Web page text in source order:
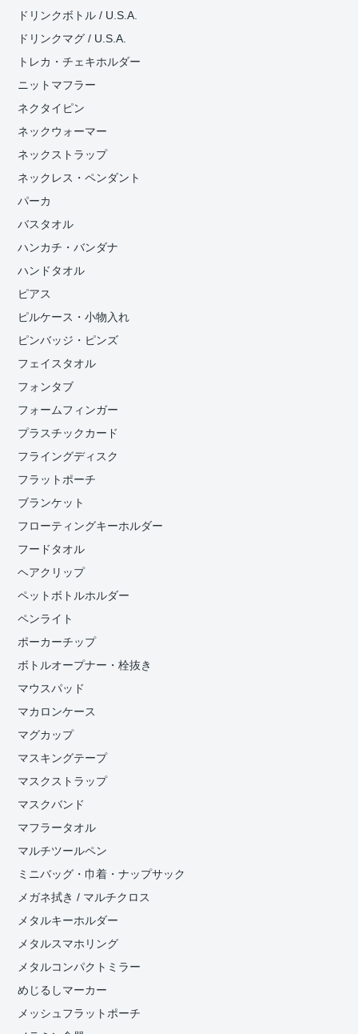
ドリンクボトル / U.S.A.
ドリンクマグ / U.S.A.
トレカ・チェキホルダー
ニットマフラー
ネクタイピン
ネックウォーマー
ネックストラップ
ネックレス・ペンダント
パーカ
バスタオル
ハンカチ・バンダナ
ハンドタオル
ピアス
ピルケース・小物入れ
ピンバッジ・ピンズ
フェイスタオル
フォンタブ
フォームフィンガー
プラスチックカード
フライングディスク
フラットポーチ
ブランケット
フローティングキーホルダー
フードタオル
ヘアクリップ
ペットボトルホルダー
ペンライト
ポーカーチップ
ボトルオープナー・栓抜き
マウスパッド
マカロンケース
マグカップ
マスキングテープ
マスクストラップ
マスクバンド
マフラータオル
マルチツールペン
ミニバッグ・巾着・ナップサック
メガネ拭き / マルチクロス
メタルキーホルダー
メタルスマホリング
メタルコンパクトミラー
めじるしマーカー
メッシュフラットポーチ